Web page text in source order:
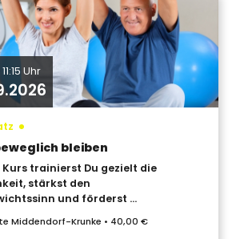
Uhr
bleiben
Kurs trainierst Du gezielt die
stärkst den
und förderst ...
Middendorf-Krunke • 40,00 €
•